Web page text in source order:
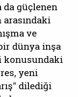
da güçlenen
ve
dünya inşa
konusundaki
yeni
dilediği